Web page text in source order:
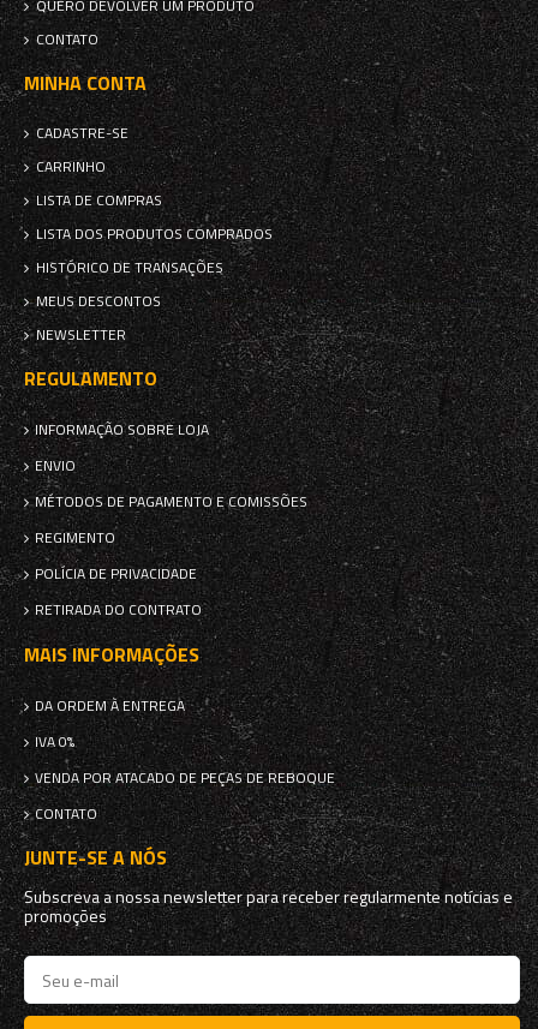
QUERO DEVOLVER UM PRODUTO
CONTATO
MINHA CONTA
CADASTRE-SE
CARRINHO
LISTA DE COMPRAS
LISTA DOS PRODUTOS COMPRADOS
HISTÓRICO DE TRANSAÇÕES
MEUS DESCONTOS
NEWSLETTER
REGULAMENTO
INFORMAÇÃO SOBRE LOJA
ENVIO
MÉTODOS DE PAGAMENTO E COMISSÕES
REGIMENTO
POLÍCIA DE PRIVACIDADE
RETIRADA DO CONTRATO
MAIS INFORMAÇÕES
DA ORDEM À ENTREGA
IVA 0%
VENDA POR ATACADO DE PEÇAS DE REBOQUE
CONTATO
JUNTE-SE A NÓS
Subscreva a nossa newsletter para receber regularmente notícias e
promoções